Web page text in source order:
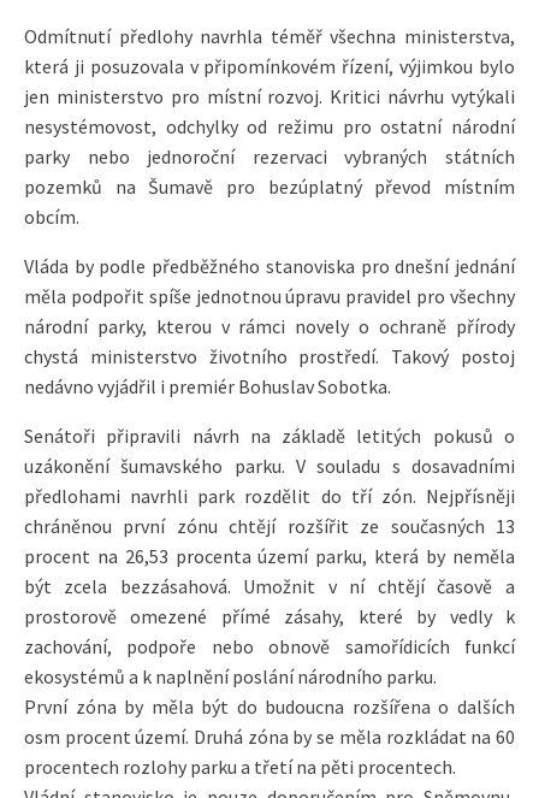
Odmítnutí předlohy navrhla téměř všechna ministerstva,
která ji posuzovala v připomínkovém řízení, výjimkou bylo
jen ministerstvo pro místní rozvoj. Kritici návrhu vytýkali
nesystémovost, odchylky od režimu pro ostatní národní
parky nebo jednoroční rezervaci vybraných státních
pozemků na Šumavě pro bezúplatný převod místním
obcím.
Vláda by podle předběžného stanoviska pro dnešní jednání
měla podpořit spíše jednotnou úpravu pravidel pro všechny
národní parky, kterou v rámci novely o ochraně přírody
chystá ministerstvo životního prostředí. Takový postoj
nedávno vyjádřil i premiér Bohuslav Sobotka.
Senátoři připravili návrh na základě letitých pokusů o
uzákonění šumavského parku. V souladu s dosavadními
předlohami navrhli park rozdělit do tří zón. Nejpřísněji
chráněnou první zónu chtějí rozšířit ze současných 13
procent na 26,53 procenta území parku, která by neměla
být zcela bezzásahová. Umožnit v ní chtějí časově a
prostorově omezené přímé zásahy, které by vedly k
zachování, podpoře nebo obnově samořídicích funkcí
ekosystémů a k naplnění poslání národního parku.
První zóna by měla být do budoucna rozšířena o dalších
osm procent území. Druhá zóna by se měla rozkládat na 60
procentech rozlohy parku a třetí na pěti procentech.